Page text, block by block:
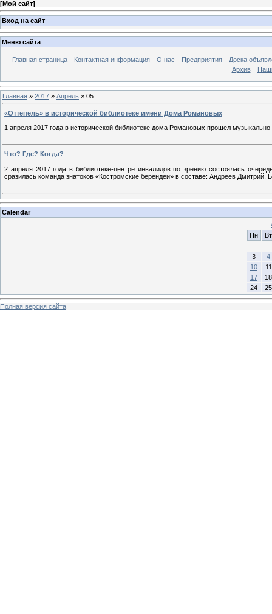
[Мой сайт]
Вход на сайт
Меню сайта
Главная страница Контактная информация О нас Предприятия
Доска
Архив
Главная » 2017 » Апрель » 05
«Оттепель» в исторической библиотеке имени Дома Романовых
1 апреля 2017 года в исторической библиотеке дома Романовых прошел
Что? Где? Когда?
2 апреля 2017 года в библиотеке-центре инвалидов по зрению состоялась
сразилась команда знатоков «Костромские берендеи» в составе: Андреев
Calendar
Пн
Вт
3
4
10
11
17
18
24
25
Полная версия сайта